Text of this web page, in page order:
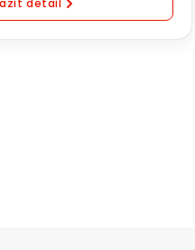
detail